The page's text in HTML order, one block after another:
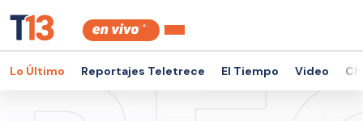
Lo Último Reportajes Teletrece El Tiempo Video